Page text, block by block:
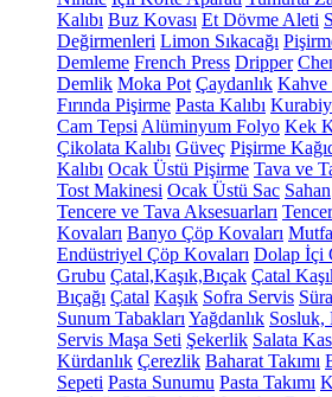
Kalıbı Buz Kovası Et Dövme Aleti
Değirmenleri Limon Sıkacağı
Demleme French Press Dripper
Demlik Moka Pot Çaydanlık Kahve
Fırında Pişirme Pasta Kalıbı
Cam Tepsi Alüminyum Folyo Kek
Çikolata Kalıbı Güveç Pişirme
Kalıbı Ocak Üstü Pişirme Tava ve
Tost Makinesi Ocak Üstü Sac Sahan
Tencere ve Tava Aksesuarları
Kovaları Banyo Çöp Kovaları
Endüstriyel Çöp Kovaları Dolap İçi
Grubu Çatal,Kaşık,Bıçak Çatal
Bıçağı Çatal Kaşık Sofra Servis
Sunum Tabakları Yağdanlık Sosluk,
Servis Maşa Seti Şekerlik Salata
Kürdanlık Çerezlik Baharat Takımı
Sepeti Pasta Sunumu Pasta Takımı